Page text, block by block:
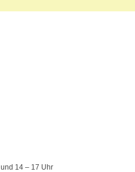
und 14 – 17 Uhr